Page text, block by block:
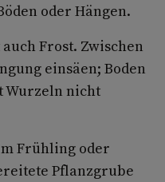
oder Hängen.
Frost. Zwischen
einsäen; Boden
Wurzeln nicht
Frühling oder
Pflanzgrube